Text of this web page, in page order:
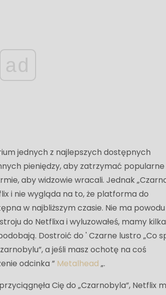
ad
jednych z najlepszych dostępnych
pieniędzy, aby zatrzymać popularne
aby widzowie wracali. Jednak
i nie wygląda na to, że platforma do
w najbliższym czasie. Nie ma
do Netflixa i wyluzowałeś, mamy kilka
Dostroić do ' Czarne lustro „Co
a jeśli masz ochotę na coś
odcinka ” Metalhead „.
Cię do „Czarnobyla”, Netflix